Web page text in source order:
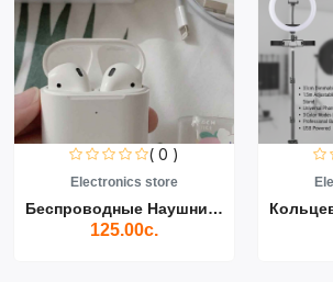
( 0 )
Electronics store
Беспроводные Наушники Air...
125.00с.